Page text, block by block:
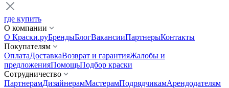
где купить
О компании
О Краски.руБрендыБлогВакансииПартнерыКонтакты
Покупателям
ОплатаДоставкаВозврат и гарантияЖалобы и
предложенияПомощьПодбор краски
Сотрудничество
ПартнерамДизайнерамМастерамПодрядчикамАрендодателям